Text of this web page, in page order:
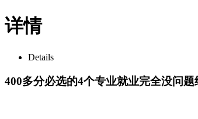
详情
Details
400多分必选的4个专业就业完全没问题